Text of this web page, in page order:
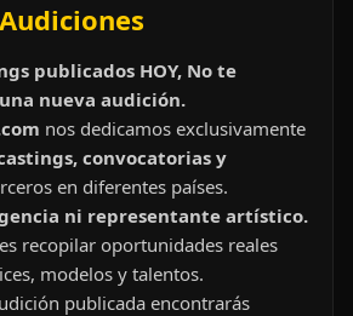
publicados HOY, No te
nueva audición.
nos dedicamos exclusivamente
convocatorias y
en diferentes países.
ni representante artístico.
recopilar oportunidades reales
modelos y talentos.
publicada encontrarás